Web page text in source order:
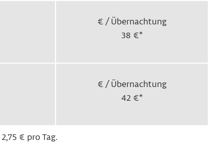
€ / Übernachtung
38 €*
€ / Übernachtung
42 €*
€ pro Tag.